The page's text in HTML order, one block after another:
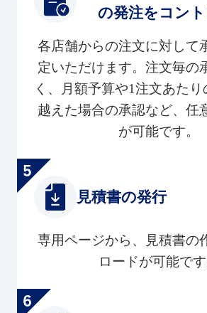
の発注をコン
各店舗からの注文に対して
定いただけます。注文毎の
く、月額予算や1注文あた
越えた場合の承認など、任
が可能です。
見積書の発行
専用ページから、見積書の
ロードが可能です